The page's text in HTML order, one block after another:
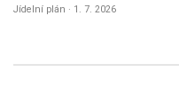
Jídelní plán · 1. 7. 2026